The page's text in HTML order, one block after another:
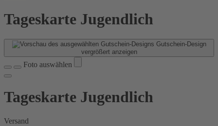
Tageskarte Jugendlich
Gutschein-Design
vergrößert anzeigen
Foto auswählen
Tageskarte Jugendlich
Versand